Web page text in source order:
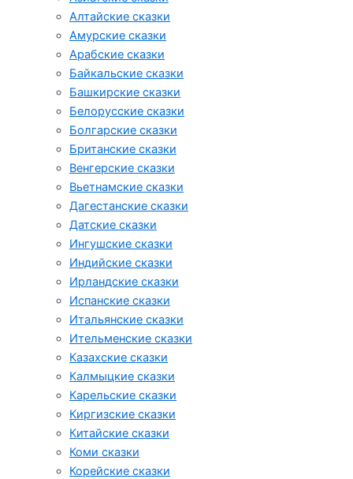
Алтайские сказки
Амурские сказки
Арабские сказки
Байкальские сказки
Башкирские сказки
Белорусские сказки
Болгарские сказки
Британские сказки
Венгерские сказки
Вьетнамские сказки
Дагестанские сказки
Датские сказки
Ингушские сказки
Индийские сказки
Ирландские сказки
Испанские сказки
Итальянские сказки
Ительменские сказки
Казахские сказки
Калмыцкие сказки
Карельские сказки
Киргизские сказки
Китайские сказки
Коми сказки
Корейские сказки